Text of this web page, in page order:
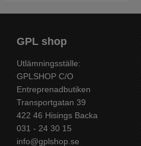
GPL shop
Utlämningsställe:
GPLSHOP C/O
Entreprenadbutiken
Transportgatan 39
422 46 Hisings Backa
031 - 24 30 15
info@gplshop.se